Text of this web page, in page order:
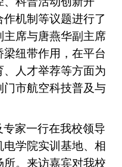
机制等议题进行了
席与唐燕华副主席
纽带作用，在平台
人才举荐等方面为
市航空科技普及与
家一行在我校领导
学院实训基地、相
。来访嘉宾对我校